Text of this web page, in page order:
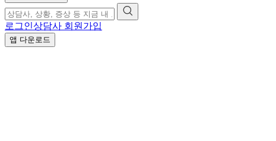
로그인상담사 회원가입
앱 다운로드